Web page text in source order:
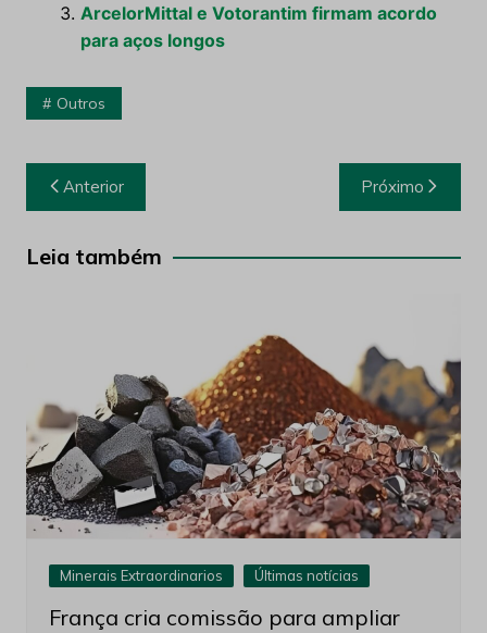
ArcelorMittal e Votorantim firmam acordo
para aços longos
Outros
Navegação
de
Post
Anterior Próximo
Leia também
Minerais Extraordinarios Últimas notícias
França cria comissão para ampliar